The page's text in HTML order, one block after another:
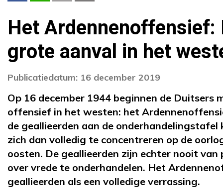
Het
grote aanval in het
Publicatiedatum: 16 december 2019
Op 16 december 1944 beginnen de Duitsers
offensief in het westen: het
de geallieerden aan de onderhandelingstafel
zich dan volledig te concentreren op de
oosten. De geallieerden zijn echter nooit
over vrede te onderhandelen. Het
geallieerden als een volledige verrassing.